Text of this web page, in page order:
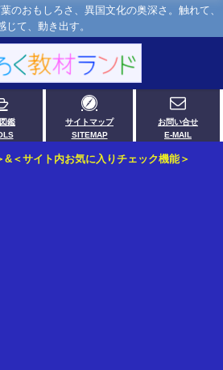
のおもしろさ、異国文化の奥深さ。触れて、
じて、動き出す。
鑑
サイトマップ
SITEMAP
お問い合せ
E-MAIL
&＜サイト内お気に入りチェック機能＞